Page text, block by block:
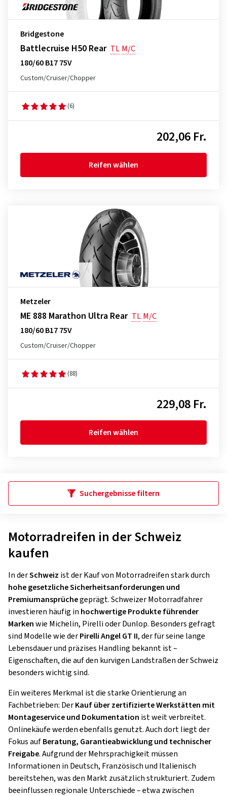
Bridgestone
Battlecruise H50 Rear TL M/C
180/60 B17 75V
Custom/Cruiser/Chopper
(6)
202,06 Fr.
Reifen wählen
Metzeler
ME 888 Marathon Ultra Rear TL M/C
180/60 B17 75V
Custom/Cruiser/Chopper
(88)
229,08 Fr.
Reifen wählen
Suchergebnisse filtern
Motorradreifen in der Schweiz
kaufen
In derSchweiz ist der Kauf von Motorradreifen stark durch
hohe gesetzliche Sicherheitsanforderungen und
Premiumansprüchegeprägt. Schweizer Motorradfahrer
investieren häufig in hochwertige Produkte führender
Markenwie Michelin, Pirelli oder Dunlop. Besonders gefragt
sind Modelle wie derPirelli Angel GT II, der für seine lange
Lebensdauer und präzises Handling bekannt ist –
Eigenschaften, die auf den kurvigen Landstraßen der Schweiz
besonders wichtig sind.
Ein weiteres Merkmal ist die starke Orientierung an
Fachbetrieben: DerKauf über zertifizierte Werkstätten mit
Montageservice und Dokumentation ist weit verbreitet.
Onlinekäufe werden ebenfalls genutzt. Auch dort liegt der
Fokus aufBeratung, Garantieabwicklung und technischer
Freigabe. Aufgrund der Mehrsprachigkeit müssen
Informationen in Deutsch, Französisch und Italienisch
bereitstehen, was den Markt zusätzlich strukturiert. Zudem
beeinflussen regionale Unterschiede – etwa zwischen